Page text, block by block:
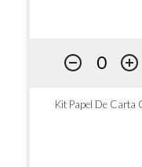
Kit Papel De Carta